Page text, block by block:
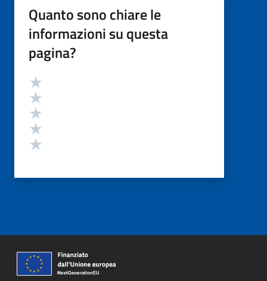
Quanto sono chiare le
informazioni su questa
pagina?
Valutazione